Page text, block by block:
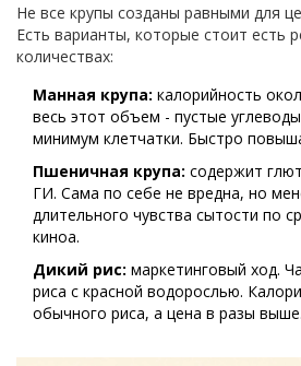
Не все крупы созданы равными для
Есть варианты, которые стоит есть
количествах:
Манная крупа: калорийность
весь этот объем - пустые
минимум клетчатки. Быстро
Пшеничная крупа: содержит
ГИ. Сама по себе не вредна, но
длительного чувства сытости по
киноа.
Дикий рис: маркетинговый ход.
риса с красной водорослью.
обычного риса, а цена в разы выше.